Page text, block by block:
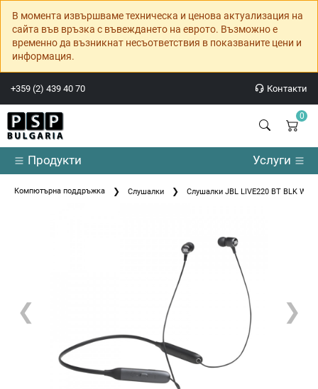
В момента извършваме техническа и ценова актуализация на
сайта във връзка с въвеждането на еврото. Възможно е
временно да възникнат несъответствия в показваните цени и
информация.
+359 (2) 439 40 70 Контакти
0
Продукти Услуги
Компютърна поддръжка Слушалки Слушалки JBL LIVE220 BT BLK
❮ ❯